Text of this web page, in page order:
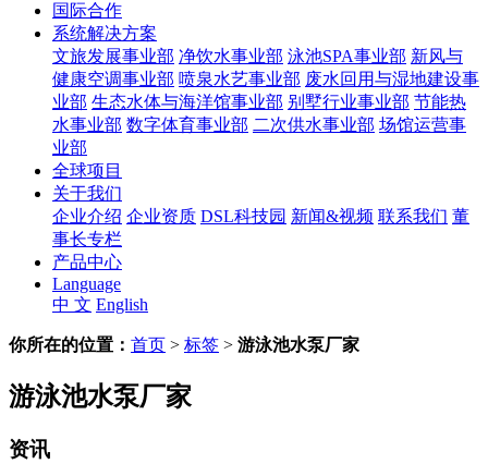
国际合作
系统解决方案
文旅发展事业部 净饮水事业部 泳池SPA事业部 新风与
健康空调事业部 喷泉水艺事业部 废水回用与湿地建设事
业部 生态水体与海洋馆事业部 别墅行业事业部 节能热
水事业部 数字体育事业部 二次供水事业部 场馆运营事
业部
全球项目
关于我们
企业介绍 企业资质 DSL科技园 新闻&视频 联系我们 董
事长专栏
产品中心
Language
中 文 English
你所在的位置： 首页 > 标签 > 游泳池水泵厂家
游泳池水泵厂家
资讯